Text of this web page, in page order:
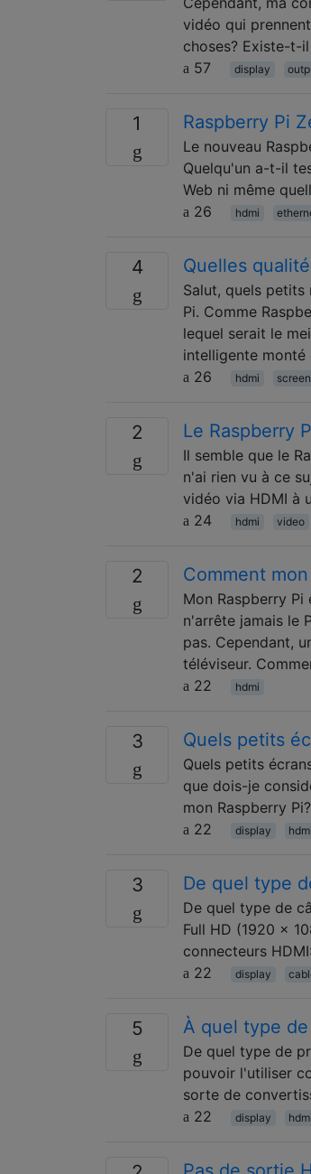
vidéo qui
choses? Existe-t-
57
display
1 Raspberry Pi
Le nouveau
Quelqu'un a-t-il
Web ni même
26
hdmi
4 Quelles
Salut, quels
Pi. Comme
lequel serait le
intelligente
26
hdmi screen
2 Le Raspberry
Il semble que le
n'ai rien vu à ce
vidéo via HDMI à
24
hdmi video
2 Comment
Mon Raspberry
n'arrête jamais le
pas. Cependant,
téléviseur.
22
hdmi
3 Quels petits
Quels petits
que dois-je
mon Raspberry Pi?
22
display hdmi
3 De quel type
De quel type de
Full HD (1920 x
connecteurs
22
display
5 À quel type
De quel type de
pouvoir l'utiliser
sorte de
22
display hdmi